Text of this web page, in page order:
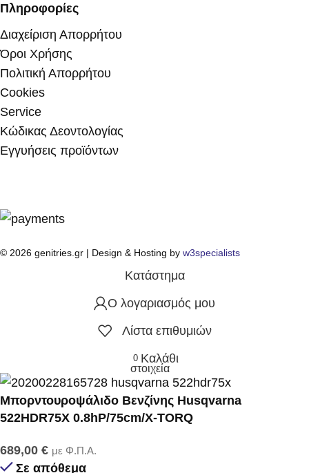
Πληροφορίες
Διαχείριση Απορρήτου
Όροι Χρήσης
Πολιτική Απορρήτου
Cookies
Service
Κώδικας Δεοντολογίας
Εγγυήσεις προϊόντων
© 2026 genitries.gr | Design & Hosting by w3specialists
Κατάστημα
Ο λογαριασμός μου
Λίστα επιθυμιών
0
στοιχεία
Καλάθι
Μπορντουροψάλιδο Βενζίνης Husqvarna
522HDR75Χ 0.8hP/75cm/X-TORQ
689,00 € με Φ.Π.Α.
Σε απόθεμα